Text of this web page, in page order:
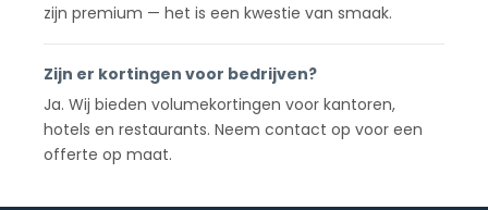
zijn premium — het is een kwestie van smaak.
Zijn er kortingen voor bedrijven?
Ja. Wij bieden volumekortingen voor kantoren,
hotels en restaurants. Neem contact op voor een
offerte op maat.